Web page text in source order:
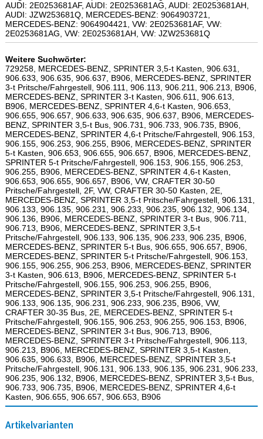
AUDI: 2E0253681AF, AUDI: 2E0253681AG, AUDI: 2E0253681AH,
AUDI: JZW253681Q, MERCEDES-BENZ: 9064903721,
MERCEDES-BENZ: 9064904421, VW: 2E0253681AF, VW:
2E0253681AG, VW: 2E0253681AH, VW: JZW253681Q
Weitere Suchwörter:
729258, MERCEDES-BENZ, SPRINTER 3,5-t Kasten, 906.631,
906.633, 906.635, 906.637, B906, MERCEDES-BENZ, SPRINTER
3-t Pritsche/Fahrgestell, 906.111, 906.113, 906.211, 906.213, B906,
MERCEDES-BENZ, SPRINTER 3-t Kasten, 906.611, 906.613,
B906, MERCEDES-BENZ, SPRINTER 4,6-t Kasten, 906.653,
906.655, 906.657, 906.633, 906.635, 906.637, B906, MERCEDES-
BENZ, SPRINTER 3,5-t Bus, 906.731, 906.733, 906.735, B906,
MERCEDES-BENZ, SPRINTER 4,6-t Pritsche/Fahrgestell, 906.153,
906.155, 906.253, 906.255, B906, MERCEDES-BENZ, SPRINTER
5-t Kasten, 906.653, 906.655, 906.657, B906, MERCEDES-BENZ,
SPRINTER 5-t Pritsche/Fahrgestell, 906.153, 906.155, 906.253,
906.255, B906, MERCEDES-BENZ, SPRINTER 4,6-t Kasten,
906.653, 906.655, 906.657, B906, VW, CRAFTER 30-50
Pritsche/Fahrgestell, 2F, VW, CRAFTER 30-50 Kasten, 2E,
MERCEDES-BENZ, SPRINTER 3,5-t Pritsche/Fahrgestell, 906.131,
906.133, 906.135, 906.231, 906.233, 906.235, 906.132, 906.134,
906.136, B906, MERCEDES-BENZ, SPRINTER 3-t Bus, 906.711,
906.713, B906, MERCEDES-BENZ, SPRINTER 3,5-t
Pritsche/Fahrgestell, 906.133, 906.135, 906.233, 906.235, B906,
MERCEDES-BENZ, SPRINTER 5-t Bus, 906.655, 906.657, B906,
MERCEDES-BENZ, SPRINTER 5-t Pritsche/Fahrgestell, 906.153,
906.155, 906.255, 906.253, B906, MERCEDES-BENZ, SPRINTER
3-t Kasten, 906.613, B906, MERCEDES-BENZ, SPRINTER 5-t
Pritsche/Fahrgestell, 906.155, 906.253, 906.255, B906,
MERCEDES-BENZ, SPRINTER 3,5-t Pritsche/Fahrgestell, 906.131,
906.133, 906.135, 906.231, 906.233, 906.235, B906, VW,
CRAFTER 30-35 Bus, 2E, MERCEDES-BENZ, SPRINTER 5-t
Pritsche/Fahrgestell, 906.155, 906.253, 906.255, 906.153, B906,
MERCEDES-BENZ, SPRINTER 3-t Bus, 906.713, B906,
MERCEDES-BENZ, SPRINTER 3-t Pritsche/Fahrgestell, 906.113,
906.213, B906, MERCEDES-BENZ, SPRINTER 3,5-t Kasten,
906.635, 906.633, B906, MERCEDES-BENZ, SPRINTER 3,5-t
Pritsche/Fahrgestell, 906.131, 906.133, 906.135, 906.231, 906.233,
906.235, 906.132, B906, MERCEDES-BENZ, SPRINTER 3,5-t Bus,
906.733, 906.735, B906, MERCEDES-BENZ, SPRINTER 4,6-t
Kasten, 906.655, 906.657, 906.653, B906
Artikelvarianten